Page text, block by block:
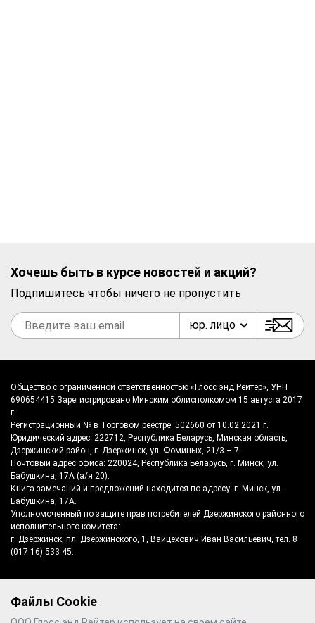
Файлы Cookie
Хочешь быть в курсе новостей и акций?
Подпишитесь чтобы ничего не пропустить
юр. лицо
Общество с ограниченной ответственностью «Глосс энд Рейтер», УНП
690654415 Зарегистрировано Минским облисполкомом 15 августа 2017
г.
Регистрационный № в Торговом реестре: 502660 от 10.02.2021 г.
Юридический адрес: 222712, Республика Беларусь, Минская область,
Дзержинский район, г. Дзержинск, ул. Фоминых, 21/3 – 7.
Почтовый адрес офиса: 220024, Республика Беларусь, г. Минск, ул.
Бабушкина, 17А (а/я 20).
Книга замечаний и предложений находится по адресу: г. Минск, ул.
Бабушкина, 17А.
Уполномоченный по защите прав потребителей Дзержинского районного
исполнительного комитета:
г. Дзержинск, пл. Дзержинского, 1, Вайцехович Иван Васильевич, тел. 8
(017 16) 533 45.
©2026
Gloss & Reiter- производитель